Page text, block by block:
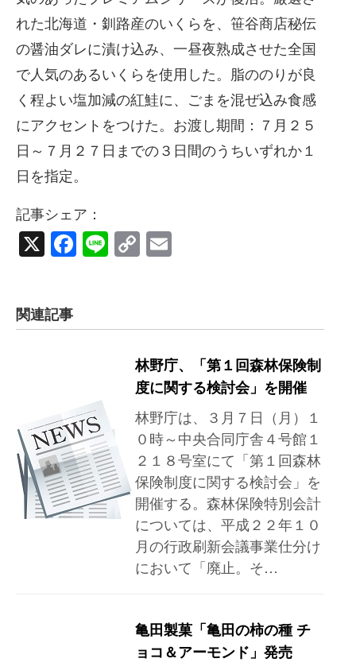
れた北海道・釧路産のいくらを、笹谷商店秘伝
の醤油ダレに漬け込み、一昼夜熟成させた全国
で人気のあるいくらを使用した。脂ののりが良
く程よい塩加減の紅鮭に、ごまを混ぜ込み食感
にアクセントをつけた。お渡し期間：７月２５
日～７月２７日までの３日間のうちいずれか１
日を指定。
記事シェア：
X Facebook
LineCopy
関連記事
林野庁、「第１回森林保険制
度に関する検討会」を開催
林野庁は、３月７日（月）１
０時～中央合同庁舎４号館１
２１８号室にて「第１回森林
保険制度に関する検討会」を
開催する。森林保険特別会計
については、平成２２年１０
月の行政刷新会議事業仕分け
において「廃止。そ…
亀田製菓「亀田の柿の種 チ
ョコ＆アーモンド」発売